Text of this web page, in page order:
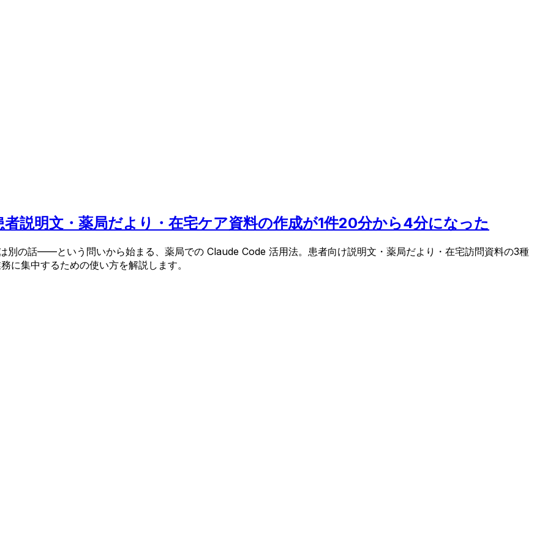
説明文・薬局だより・在宅ケア資料の作成が1件20分から4分になった
別の話——という問いから始まる、薬局での Claude Code 活用法。患者向け説明文・薬局だより・在宅訪問資料の3種
に集中するための使い方を解説します。